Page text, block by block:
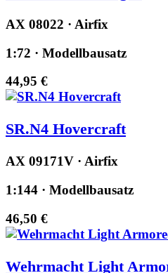
AX 08022 · Airfix
1:72 · Modellbausatz
44,95 €
SR.N4 Hovercraft
AX 09171V · Airfix
1:144 · Modellbausatz
46,50 €
Wehrmacht Light